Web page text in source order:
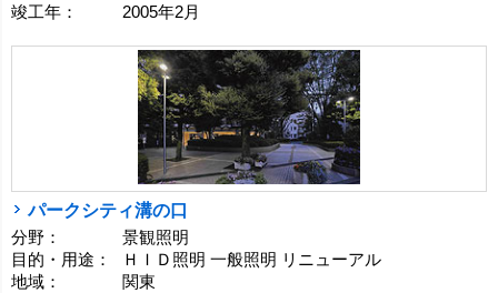
竣工年：
2005年2月
パークシティ溝の口
分野：
景観照明
目的・用途：
ＨＩＤ照明 一般照明 リニューアル
地域：
関東